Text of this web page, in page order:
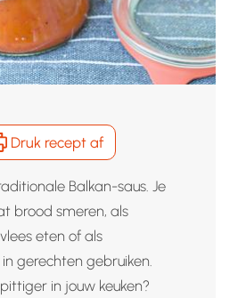
Druk recept af
Balkan-saus. Je
brood smeren, als
eten of als
gerechten gebruiken.
in jouw keuken?